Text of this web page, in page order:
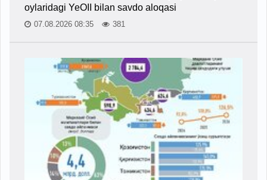
oylaridagi YeOII bilan savdo aloqasi
07.08.2026 08:35 381